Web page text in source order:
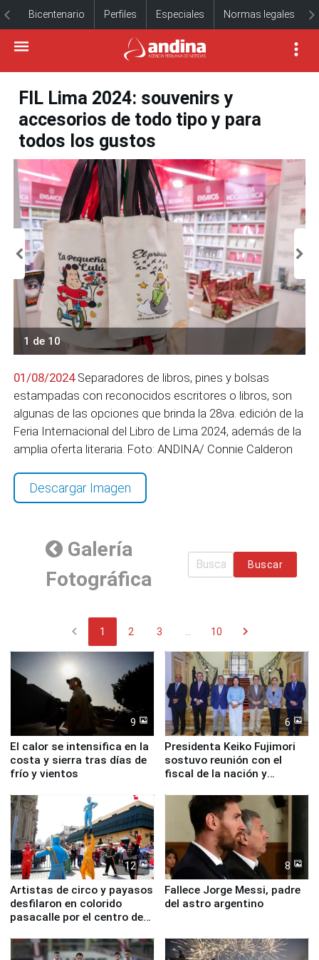
Bicentenario Perfiles Especiales Normas legales
FIL Lima 2024: souvenirs y
accesorios de todo tipo y para
todos los gustos
1 de 10
01/08/2024Separadores de libros, pines y bolsas
estampadas con reconocidos escritores o libros, son
algunas de las opciones que brinda la 28va. edición de la
Feria Internacional del Libro de Lima 2024, además de la
amplia oferta literaria. Foto: ANDINA/ Connie Calderon
Descargar Imagen
Galería
Fotográfica
Buscar
chevron_left 1 2 3 10 chevron_right
9
El calor se intensifica en la
costa y sierra tras días de
frío y vientos
6
Presidenta Keiko Fujimori
sostuvo reunión con el
fiscal de la nación y
12
Artistas de circo y payasos
desfilaron en colorido
pasacalle por el centro de
8
Fallece Jorge Messi, padre
del astro argentino